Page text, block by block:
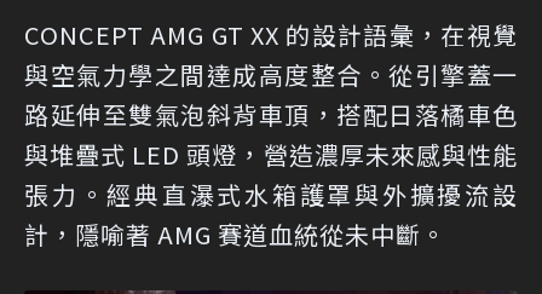
CONCEPT AMG GT XX 的設計語彙，在視覺
與空氣力學之間達成高度整合。從引擎蓋一
路延伸至雙氣泡斜背車頂，搭配日落橘車色
與堆疊式 LED 頭燈，營造濃厚未來感與性能
張力。經典直瀑式水箱護罩與外擴擾流設
計，隱喻著 AMG 賽道血統從未中斷。